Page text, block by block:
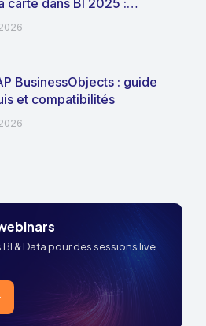
carte dans BI 2025 :…
BusinessObjects : guide
et compatibilités
& Data pour des sessions live